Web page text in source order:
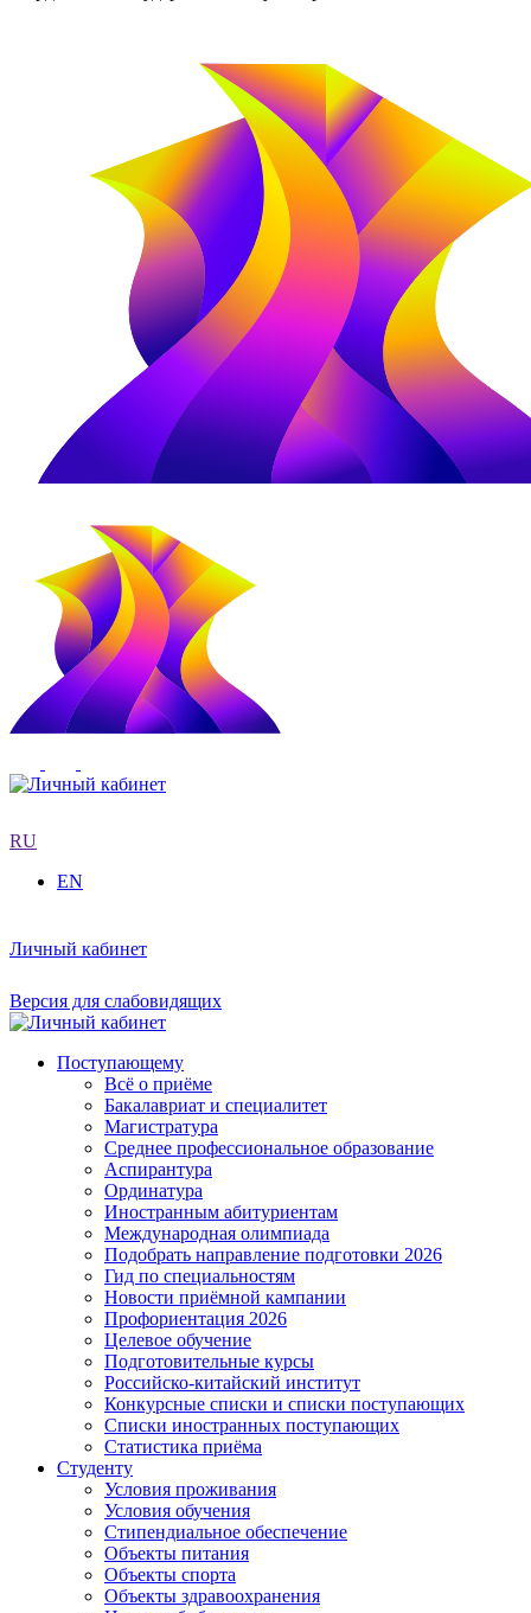
RU
EN
Личный кабинет
Версия для слабовидящих
Поступающему
Всё о приёме
Бакалавриат и специалитет
Магистратура
Среднее профессиональное образование
Аспирантура
Ординатура
Иностранным абитуриентам
Международная олимпиада
Подобрать направление подготовки 2026
Гид по специальностям
Новости приёмной кампании
Профориентация 2026
Целевое обучение
Подготовительные курсы
Российско-китайский институт
Конкурсные списки и списки поступающих
Списки иностранных поступающих
Статистика приёма
Студенту
Условия проживания
Условия обучения
Стипендиальное обеспечение
Объекты питания
Объекты спорта
Объекты здравоохранения